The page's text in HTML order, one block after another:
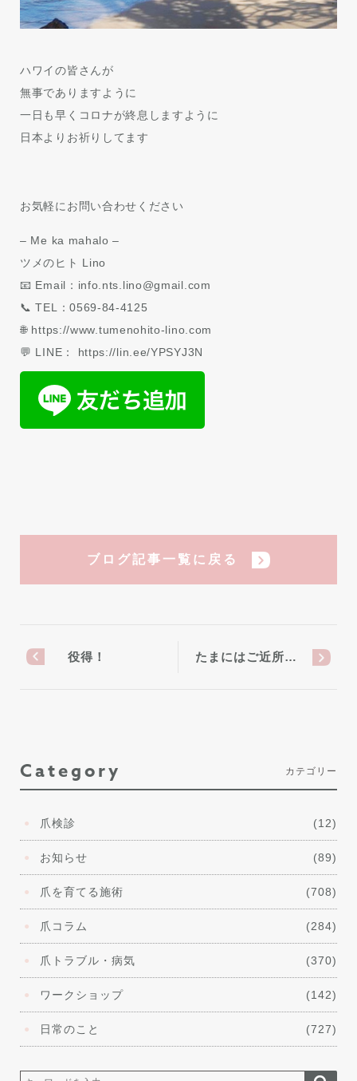
ハワイの皆さんが
無事でありますように
一日も早くコロナが終息しますように
日本よりお祈りしてます
お気軽にお問い合わせください
– Me ka mahalo –
ツメのヒト Lino
📧 Email：info.nts.lino@gmail.com
📞 TEL：0569-84-4125
🌐 https://www.tumenohito-lino.com
💬 LINE： https://lin.ee/YPSYJ3N
ブログ記事一覧に戻る
役得！ たまにはご近所…
Category カテゴリー
爪検診 (12)
お知らせ (89)
爪を育てる施術 (708)
爪コラム (284)
爪トラブル・病気 (370)
ワークショップ (142)
日常のこと (727)